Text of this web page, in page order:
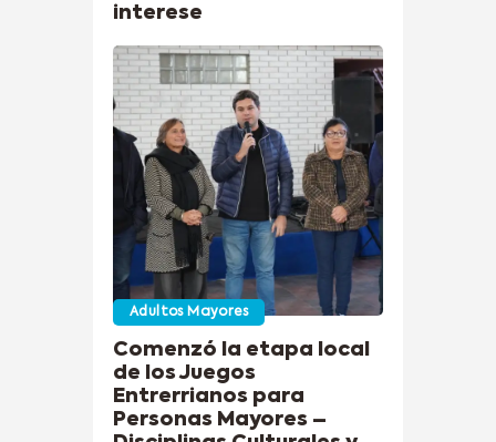
interese
Adultos Mayores
Comenzó la etapa local
de los Juegos
Entrerrianos para
Personas Mayores –